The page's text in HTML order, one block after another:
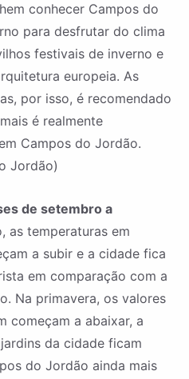
conhecer Campos do
para desfrutar do clima
festivais de inverno e
europeia. As
por isso, é recomendado
é realmente
Campos do Jordão.
Jordão)
de setembro a
as temperaturas em
a subir e a cidade fica
em comparação com a
Na primavera, os valores
começam a abaixar, a
da cidade ficam
do Jordão ainda mais